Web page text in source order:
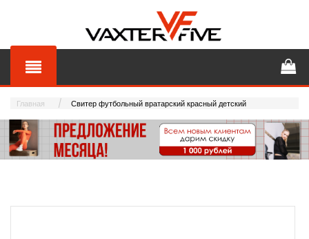
Главная Свитер футбольный вратарский красный детский